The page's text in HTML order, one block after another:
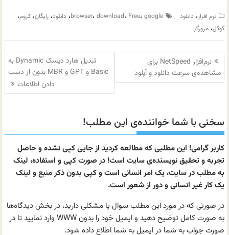
نرم افزار، دانلود browser، download، Free، google ، دانلود،رایگان،کروم،
گوگل،مرورگر
راهبری
نوشته
نرم‌افزار NetSpeed برای
مشاهده‌ی سرعت دانلود و آپلود
تبدیل هارد دیسک Dynamic به
Basic و GPT و MBR بدون از دست
دادن اطلاعات
سخنی با شما خواننده‌ی این مطلب!
کاربر گرامی! این مطلبی که مطالعه کردید از جایی کپی نشده و حاصل
تجربه و تحقیق نویسنده‌ی سایت است! در صورت کپی و استفاده، لینک
به مطلب در سایت، یک امر انسانی است و کپی بدون ذکر منبع و لینک
یک کار غیر انسانی و دور از شعور است.
در صورتی که در مورد این مطلب سوال یا مشکلی دارید، در بخش دیدگاه‌ها
به صورت کامل توضیح دهید و ایمیل خود را بدون WWW وارد نمایید تا در
صورت جواب به شما در ایمیل به شما اطلاع داده شود.